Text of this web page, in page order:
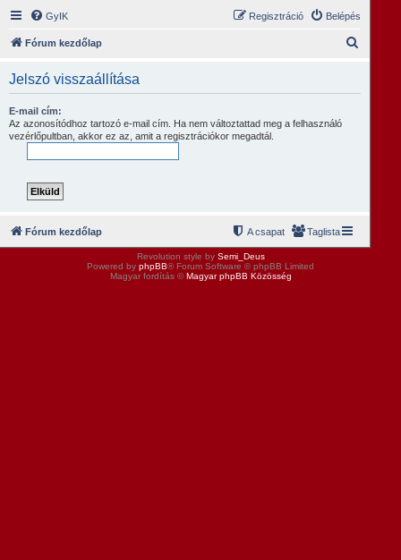
GyIK Belépés
Regisztráció
Fórum kezdőlap
Jelszó visszaállítása
E-mail cím:
Az azonosítódhoz tartozó e-mail cím. Ha nem változtattad meg a felhasználó
vezérlőpultban, akkor ez az, amit a regisztrációkor megadtál.
Fórum kezdőlap Taglista
A csapat
Revolution style by Semi_Deus
Powered by phpBB® Forum Software © phpBB Limited
Magyar fordítás ©Magyar phpBB Közösség